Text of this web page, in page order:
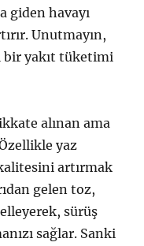
giden havayı
Unutmayın,
bir yakıt tüketimi
alınan ama
yaz
artırmak
gelen toz,
sürüş
sağlar. Sanki